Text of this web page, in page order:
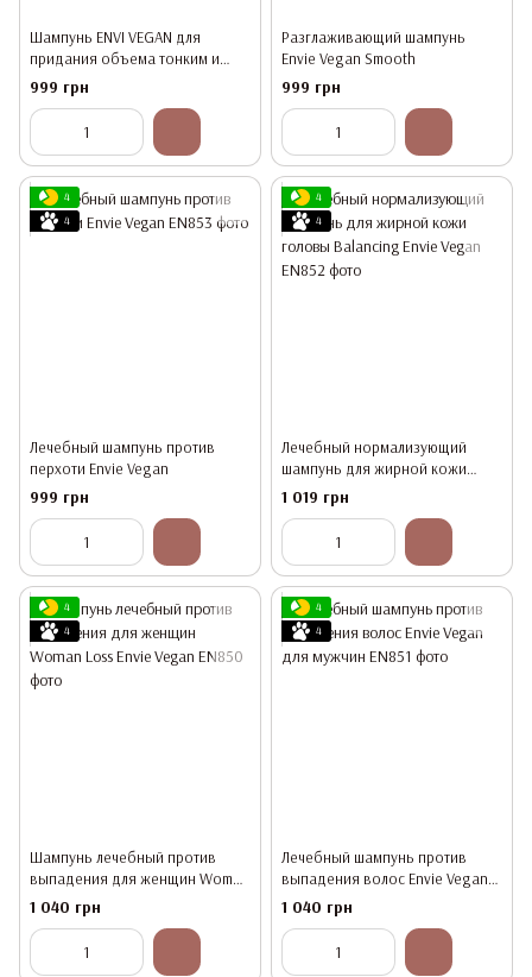
Шампунь ENVI VEGAN для
придания объема тонким и
ломким волосам
999 грн
Разглаживающий шампунь
Envie Vegan Smooth
999 грн
4
4
Лечебный шампунь против
перхоти Envie Vegan
999 грн
4
4
Лечебный нормализующий
шампунь для жирной кожи
головы Balancing Envie Vegan
1 019 грн
4
4
Шампунь лечебный против
выпадения для женщин Woman
Loss Envie Vegan
1 040 грн
4
4
Лечебный шампунь против
выпадения волос Envie Vegan
для мужчин
1 040 грн